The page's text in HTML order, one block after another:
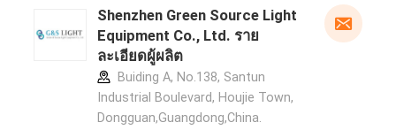
Shenzhen Green Source Light
Equipment Co., Ltd. ราย
ละเอียดผู้ผลิต
Buiding A, No.138, Santun
Industrial Boulevard, Houjie Town,
Dongguan,Guangdong,China.